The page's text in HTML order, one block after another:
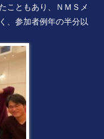
こともあり、ＮＭＳメ
、参加者例年の半分以